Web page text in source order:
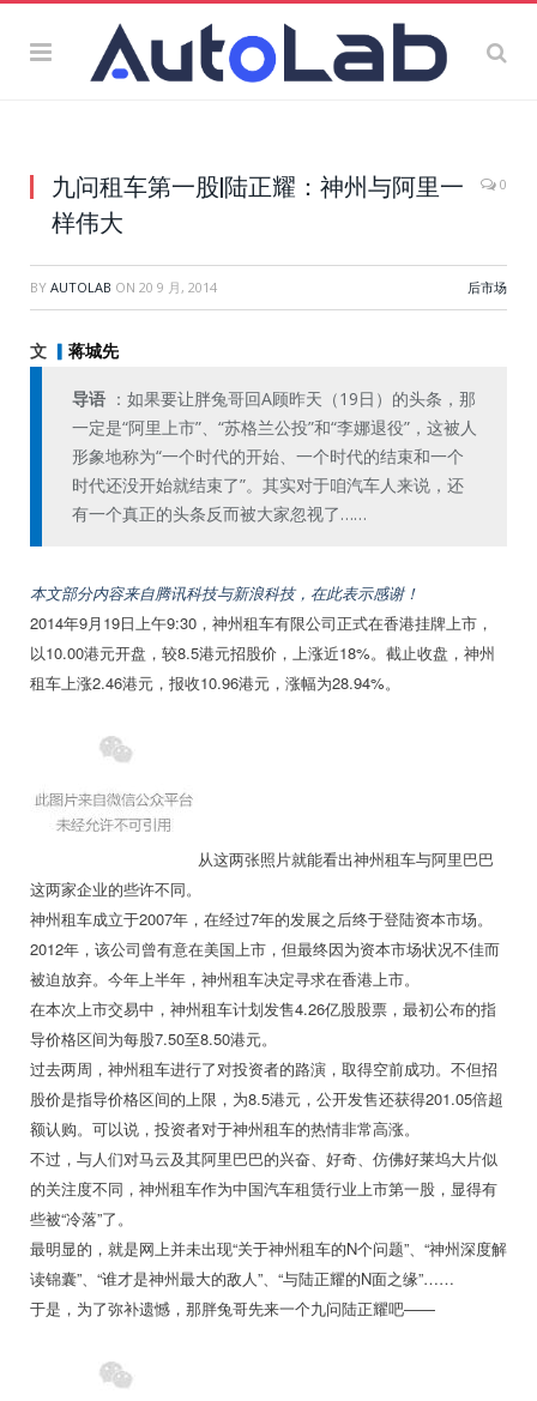
九问租车第一股|陆正耀：神州与阿里一
样伟大
0
BY AUTOLAB ON 20 9 月, 2014 后市场
文 蒋城先
导语 ：如果要让胖兔哥回A顾昨天（19日）的头条，那
一定是“阿里上市”、“苏格兰公投”和“李娜退役”，这被人
形象地称为“一个时代的开始、一个时代的结束和一个
时代还没开始就结束了”。其实对于咱汽车人来说，还
有一个真正的头条反而被大家忽视了……
本文部分内容来自腾讯科技与新浪科技，在此表示感谢！
2014年9月19日上午9:30，神州租车有限公司正式在香港挂牌上市，
以10.00港元开盘，较8.5港元招股价，上涨近18%。截止收盘，神州
租车上涨2.46港元，报收10.96港元，涨幅为28.94%。
从这两张照片就能看出神州租车与阿里巴巴
这两家企业的些许不同。
神州租车成立于2007年，在经过7年的发展之后终于登陆资本市场。
2012年，该公司曾有意在美国上市，但最终因为资本市场状况不佳而
被迫放弃。今年上半年，神州租车决定寻求在香港上市。
在本次上市交易中，神州租车计划发售4.26亿股股票，最初公布的指
导价格区间为每股7.50至8.50港元。
过去两周，神州租车进行了对投资者的路演，取得空前成功。不但招
股价是指导价格区间的上限，为8.5港元，公开发售还获得201.05倍超
额认购。可以说，投资者对于神州租车的热情非常高涨。
不过，与人们对马云及其阿里巴巴的兴奋、好奇、仿佛好莱坞大片似
的关注度不同，神州租车作为中国汽车租赁行业上市第一股，显得有
些被“冷落”了。
最明显的，就是网上并未出现“关于神州租车的N个问题”、“神州深度解
读锦囊”、“谁才是神州最大的敌人”、“与陆正耀的N面之缘”……
于是，为了弥补遗憾，那胖兔哥先来一个九问陆正耀吧——